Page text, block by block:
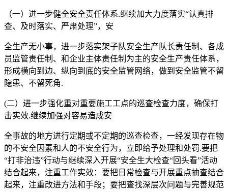
（一）进一步健全安全责任体系.继续加大力度落实“认真排
查、及时落实、严肃处理”，安
全生产无小事，进一步落实架子队安全生产队长责任制、各成
员监管责任制、和企业主体责任制为主的安全生产责任体系，
形成横向到边、纵向到底的安全监管网络，做到安全监管不留
隐患、不留死角.
(二）进一步强化重对重要施工工点的巡查检查力度，确保打
击实效.继续加强对容易造成安
全事故的地方进行定期或不定期的巡查检查，一经发现存在物
的不安全因素和人的不安全行为，立即给予处理和处罚.要把
“打非治违”行动与继续深入开展“安全生大检查“回头看”活动
结合起来，注重工作实效：要把日常检查与开展重点抽查结合
起来，注重改进方法和手段；要把查找深层次问题与完善规范